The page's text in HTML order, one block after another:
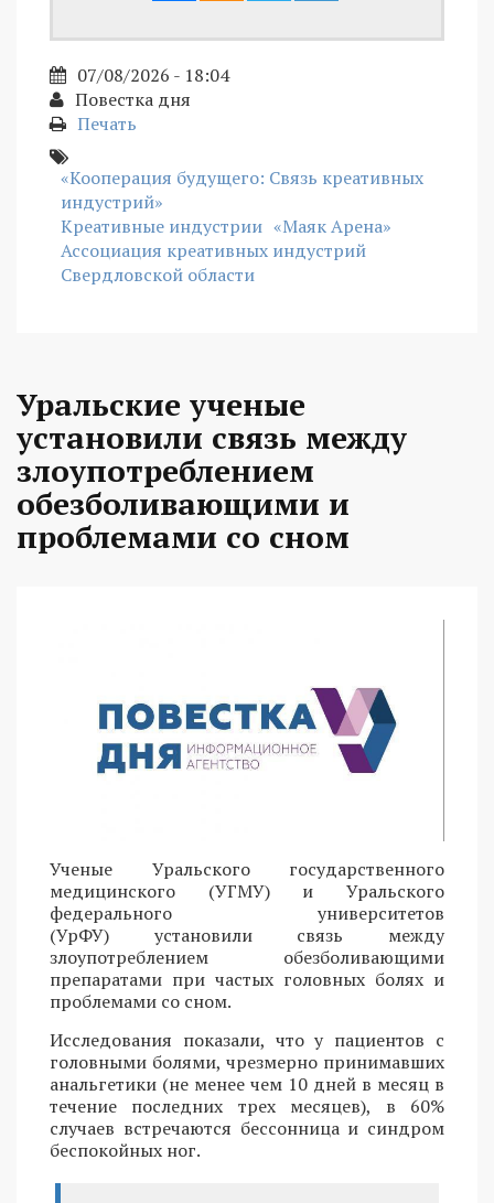
07/08/2026 - 18:04
Повестка дня
Печать
«Кооперация будущего: Связь креативных
индустрий»
Креативные индустрии «Маяк Арена»
Ассоциация креативных индустрий
Свердловской области
Уральские ученые
установили связь между
злоупотреблением
обезболивающими и
проблемами со сном
Ученые Уральского государственного
медицинского (УГМУ) и Уральского
федерального университетов
(УрФУ) установили связь между
злоупотреблением обезболивающими
препаратами при частых головных болях и
проблемами со сном.
Исследования показали, что у пациентов с
головными болями, чрезмерно принимавших
анальгетики (не менее чем 10 дней в месяц в
течение последних трех месяцев), в 60%
случаев встречаются бессонница и синдром
беспокойных ног.